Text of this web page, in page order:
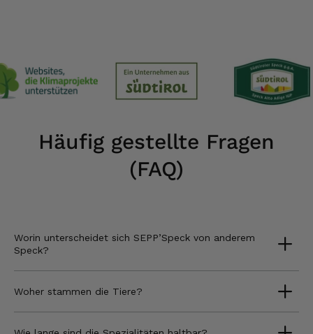
Häufig gestellte Fragen
(FAQ)
Worin unterscheidet sich SEPP’Speck von anderem
Speck?
Woher stammen die Tiere?